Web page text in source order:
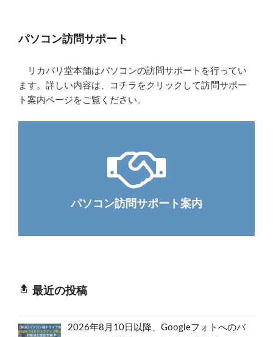
パソコン訪問サポート
リカバリ堂本舗はパソコンの訪問サポートを行ってい
ます。詳しい内容は、コチラをクリックして訪問サポー
ト案内ページをご覧ください。
パソコン訪問サポート案内
最近の投稿
2026年8月10日以降、Googleフォトへのバ